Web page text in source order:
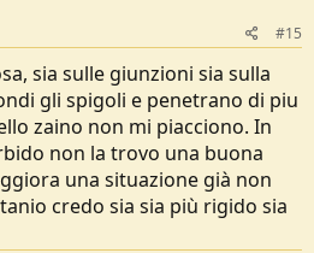
#15
sia sulle giunzioni sia sulla
gli spigoli e penetrano di piu
zaino non mi piacciono. In
non la trovo una buona
una situazione già non
credo sia sia più rigido sia